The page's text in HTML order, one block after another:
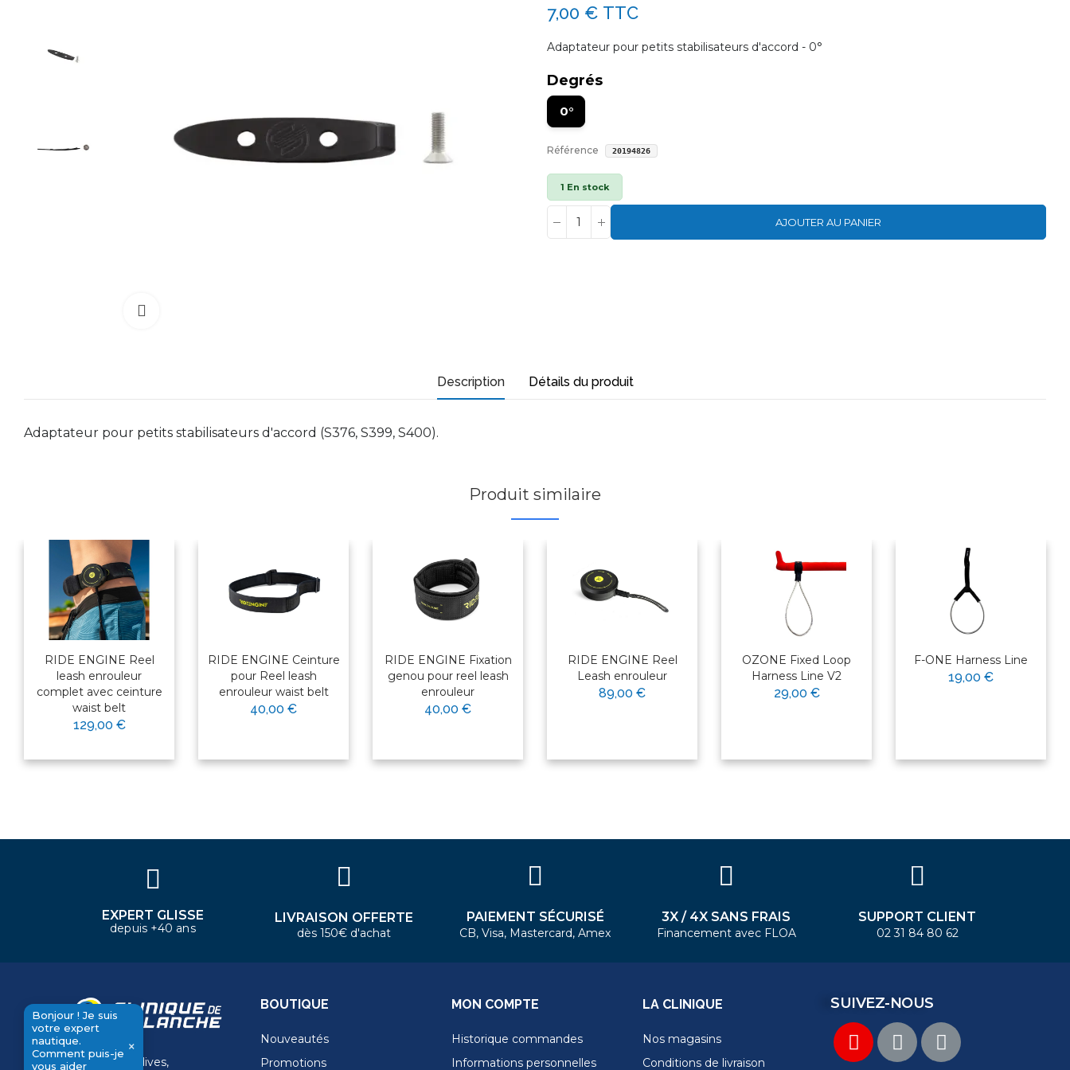
7,00 € TTC
Adaptateur pour petits stabilisateurs d'accord - 0°
Degrés
0°
Référence 20194826
1 En stock
AJOUTER AU PANIER
Description Détails du produit
Adaptateur pour petits stabilisateurs d'accord (S376, S399, S400).
Produit similaire
RIDE ENGINE Reel
leash enrouleur
complet avec ceinture
waist belt
129,00 €
RIDE ENGINE Ceinture
pour Reel leash
enrouleur waist belt
40,00 €
RIDE ENGINE Fixation
genou pour reel leash
enrouleur
40,00 €
RIDE ENGINE Reel
Leash enrouleur
89,00 €
OZONE Fixed Loop
Harness Line V2
29,00 €
F-ONE Harness Line
19,00 €
×
Bonjour ! Je suis votre expert
Bonjour ! Je suis
votre expert
nautique.
Comment puis-je
vous aider
×
EXPERT GLISSE
depuis +40 ans
LIVRAISON OFFERTE
dès 150€ d'achat
PAIEMENT SÉCURISÉ
CB, Visa, Mastercard, Amex
3X / 4X SANS FRAIS
Financement avec FLOA
SUPPORT CLIENT
02 31 84 80 62
11 Rue de la dives,
BOUTIQUE
Nouveautés
Promotions
MON COMPTE
Historique commandes
Informations personnelles
LA CLINIQUE
Nos magasins
Conditions de livraison
SUIVEZ-NOUS